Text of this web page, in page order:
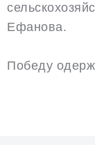
Ефанова.
Победу